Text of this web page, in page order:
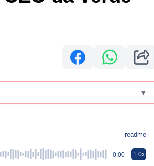
▾
readme
0:00 1.0x